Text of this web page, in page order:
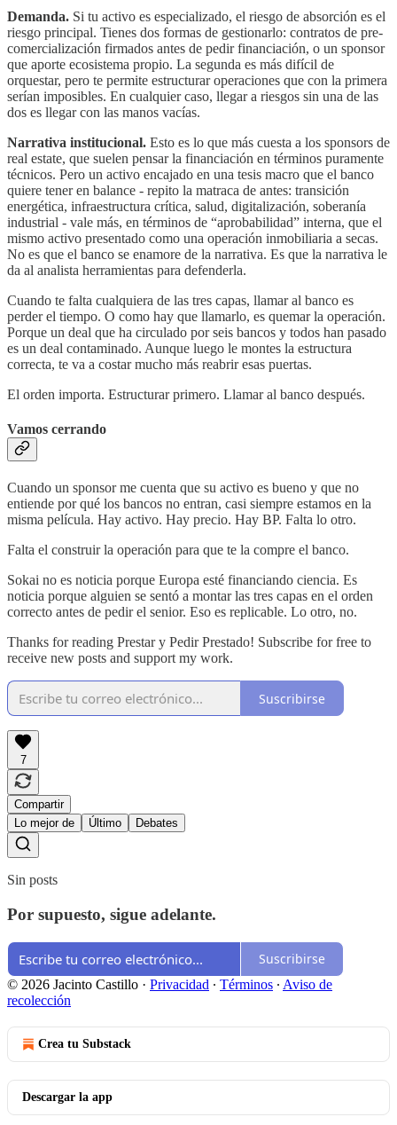
Demanda. Si tu activo es especializado, el riesgo de absorción es el
riesgo principal. Tienes dos formas de gestionarlo: contratos de pre-
comercialización firmados antes de pedir financiación, o un sponsor
que aporte ecosistema propio. La segunda es más difícil de
orquestar, pero te permite estructurar operaciones que con la primera
serían imposibles. En cualquier caso, llegar a riesgos sin una de las
dos es llegar con las manos vacías.
Narrativa institucional. Esto es lo que más cuesta a los sponsors de
real estate, que suelen pensar la financiación en términos puramente
técnicos. Pero un activo encajado en una tesis macro que el banco
quiere tener en balance - repito la matraca de antes: transición
energética, infraestructura crítica, salud, digitalización, soberanía
industrial - vale más, en términos de “aprobabilidad” interna, que el
mismo activo presentado como una operación inmobiliaria a secas.
No es que el banco se enamore de la narrativa. Es que la narrativa le
da al analista herramientas para defenderla.
Cuando te falta cualquiera de las tres capas, llamar al banco es
perder el tiempo. O como hay que llamarlo, es quemar la operación.
Porque un deal que ha circulado por seis bancos y todos han pasado
es un deal contaminado. Aunque luego le montes la estructura
correcta, te va a costar mucho más reabrir esas puertas.
El orden importa. Estructurar primero. Llamar al banco después.
Vamos cerrando
Cuando un sponsor me cuenta que su activo es bueno y que no
entiende por qué los bancos no entran, casi siempre estamos en la
misma película. Hay activo. Hay precio. Hay BP. Falta lo otro.
Falta el construir la operación para que te la compre el banco.
Sokai no es noticia porque Europa esté financiando ciencia. Es
noticia porque alguien se sentó a montar las tres capas en el orden
correcto antes de pedir el senior. Eso es replicable. Lo otro, no.
Thanks for reading Prestar y Pedir Prestado! Subscribe for free to
receive new posts and support my work.
Suscribirse
7
Compartir
Lo mejor de
Último Debates
Sin posts
Por supuesto, sigue adelante.
Suscribirse
© 2026 Jacinto Castillo · Privacidad ∙ Términos ∙ Aviso de
recolección
Crea tu Substack
Descargar la app